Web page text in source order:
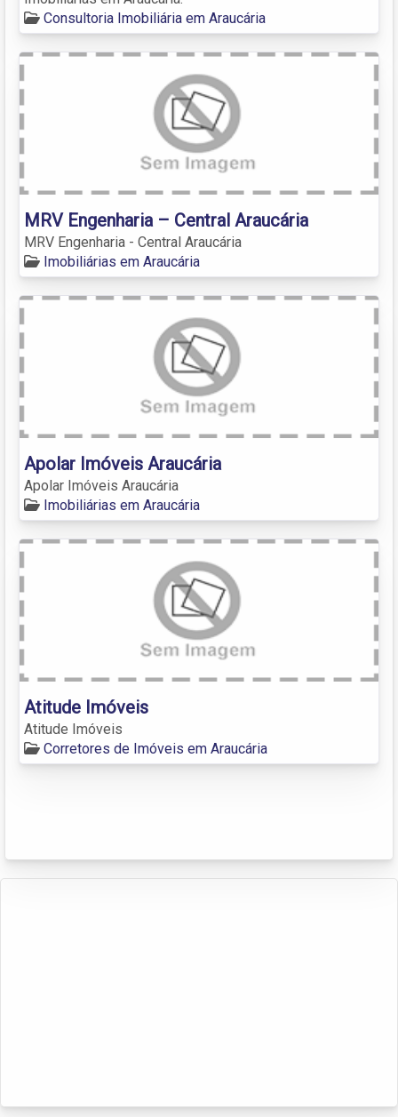
Consultoria Imobiliária em Araucária
MRV Engenharia – Central Araucária
MRV Engenharia - Central Araucária
Imobiliárias em Araucária
Apolar Imóveis Araucária
Apolar Imóveis Araucária
Imobiliárias em Araucária
Atitude Imóveis
Atitude Imóveis
Corretores de Imóveis em Araucária